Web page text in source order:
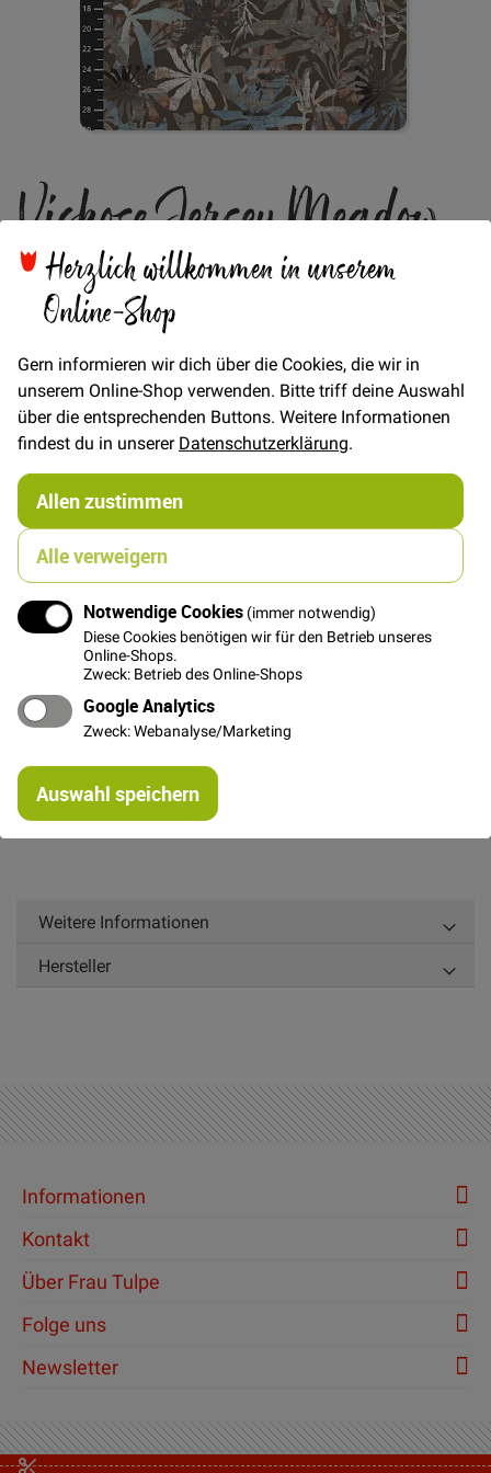
Herzlich willkommen in unserem
Online-Shop
Gern informieren wir dich über die Cookies, die wir in
unserem Online-Shop verwenden. Bitte triff deine Auswahl
über die entsprechenden Buttons. Weitere Informationen
findest du in unsererDatenschutzerklärung.
Allen zustimmen
Alle verweigern
Notwendige Cookies (immer notwendig)
Diese Cookies benötigen wir für den Betrieb unseres
Online-Shops.
Zweck: Betrieb des Online-Shops
Google Analytics
Zweck: Webanalyse/Marketing
Auswahl speichern
der
Bildgalerie
Viskose Jersey Meadow
Leaves - Hellbraun
Auf Lager
22,00 €
€/METER (Freie Eingabe)
Menge
In den Warenkorb
Details
Schwer fallender Viskose Jersey mit weichem Griff.
Wunderbar geeignet für T-Shirts, Kleider oder
Kinderbekleidung und nach OEKO-TEX® Standard 100
geprüft.
Avalana Jersey aus Dänemark.
Weitere Informationen
Hersteller
Informationen
Kontakt
Über Frau Tulpe
Folge uns
Newsletter